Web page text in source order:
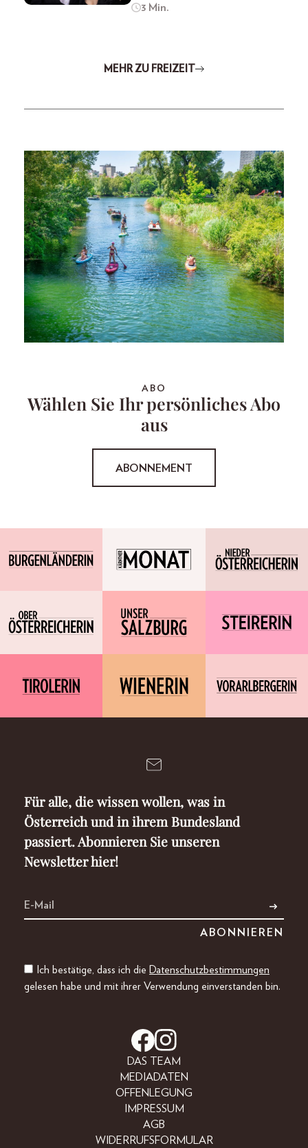
3 Min.
MEHR ZU FREIZEIT
ABO
Wählen Sie Ihr persönliches Abo
aus
ABONNEMENT
Für alle, die wissen wollen, was in
Österreich und in ihrem Bundesland
passiert. Abonnieren Sie unseren
Newsletter hier!
Ich bestätige, dass ich die Datenschutzbestimmungen
gelesen habe und mit ihrer Verwendung einverstanden bin.
DAS TEAM
MEDIADATEN
OFFENLEGUNG
IMPRESSUM
AGB
WIDERRUFSFORMULAR